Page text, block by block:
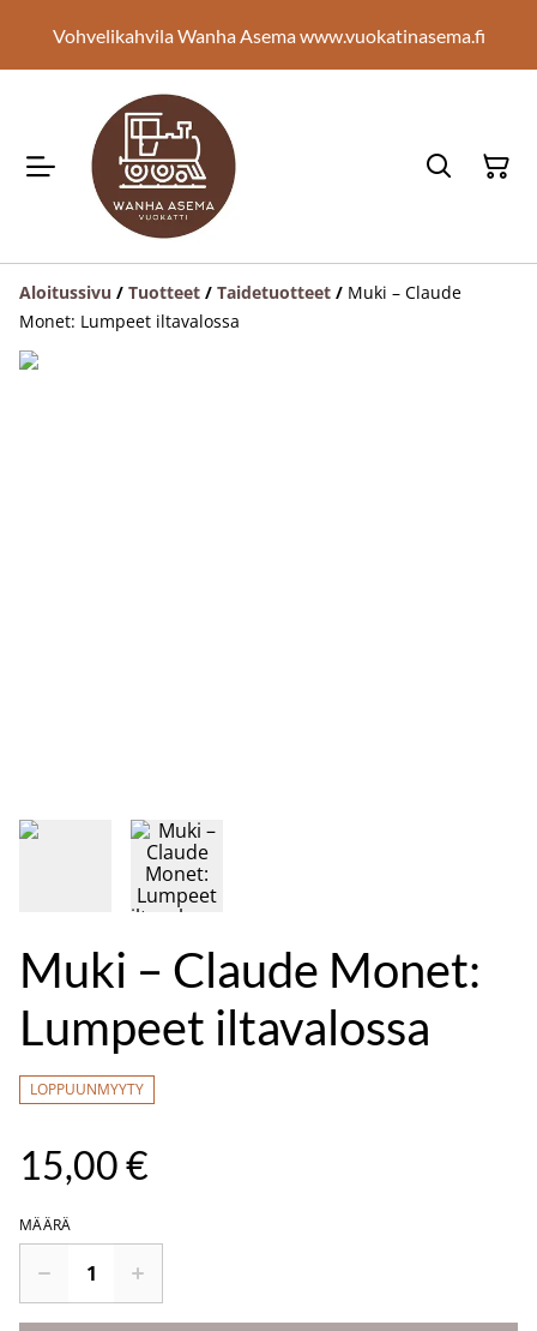
Vohvelikahvila Wanha Asema www.vuokatinasema.fi
Aloitussivu / Tuotteet / Taidetuotteet / Muki – Claude
Monet: Lumpeet iltavalossa
Muki – Claude Monet:
Lumpeet iltavalossa
LOPPUUNMYYTY
15,00 €
MÄÄRÄ